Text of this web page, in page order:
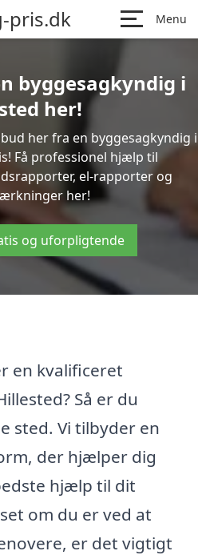
pris.dk Menu
byggesagkyndig i
her!
her fra en byggesagkyndig i
Få professionel hjælp til
el-rapporter og
her!
og uforpligtende
en kvalificeret
Så er du
sted. Vi tilbyder en
der hjælper dig
hjælp til dit
om du er ved at
er det vigtigt